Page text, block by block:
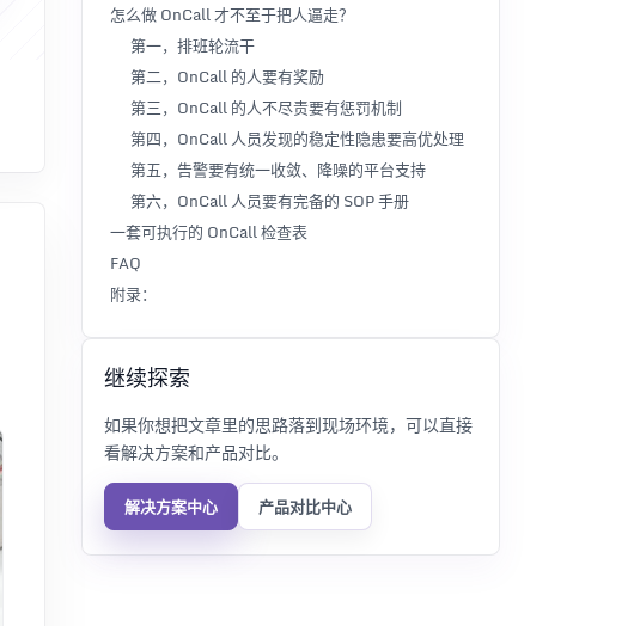
怎么做 OnCall 才不至于把人逼走？
第一，排班轮流干
第二，OnCall 的人要有奖励
第三，OnCall 的人不尽责要有惩罚机制
第四，OnCall 人员发现的稳定性隐患要高优处理
第五，告警要有统一收敛、降噪的平台支持
第六，OnCall 人员要有完备的 SOP 手册
一套可执行的 OnCall 检查表
FAQ
附录：
继续探索
如果你想把文章里的思路落到现场环境，可以直接
看解决方案和产品对比。
解决方案中心 产品对比中心